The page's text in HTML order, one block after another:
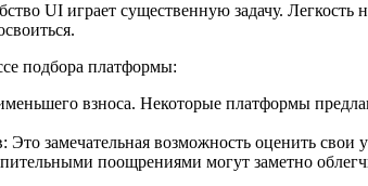
UI играет существенную задачу. Легкость
подбора платформы:
взноса. Некоторые платформы
замечательная возможность оценить свои
поощрениями могут заметно